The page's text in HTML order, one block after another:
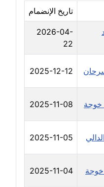
تاريخ الإنضمام
2026-04-
22
2025-12-12
خوجة 2025-11-08
2025-11-05
2025-11-04